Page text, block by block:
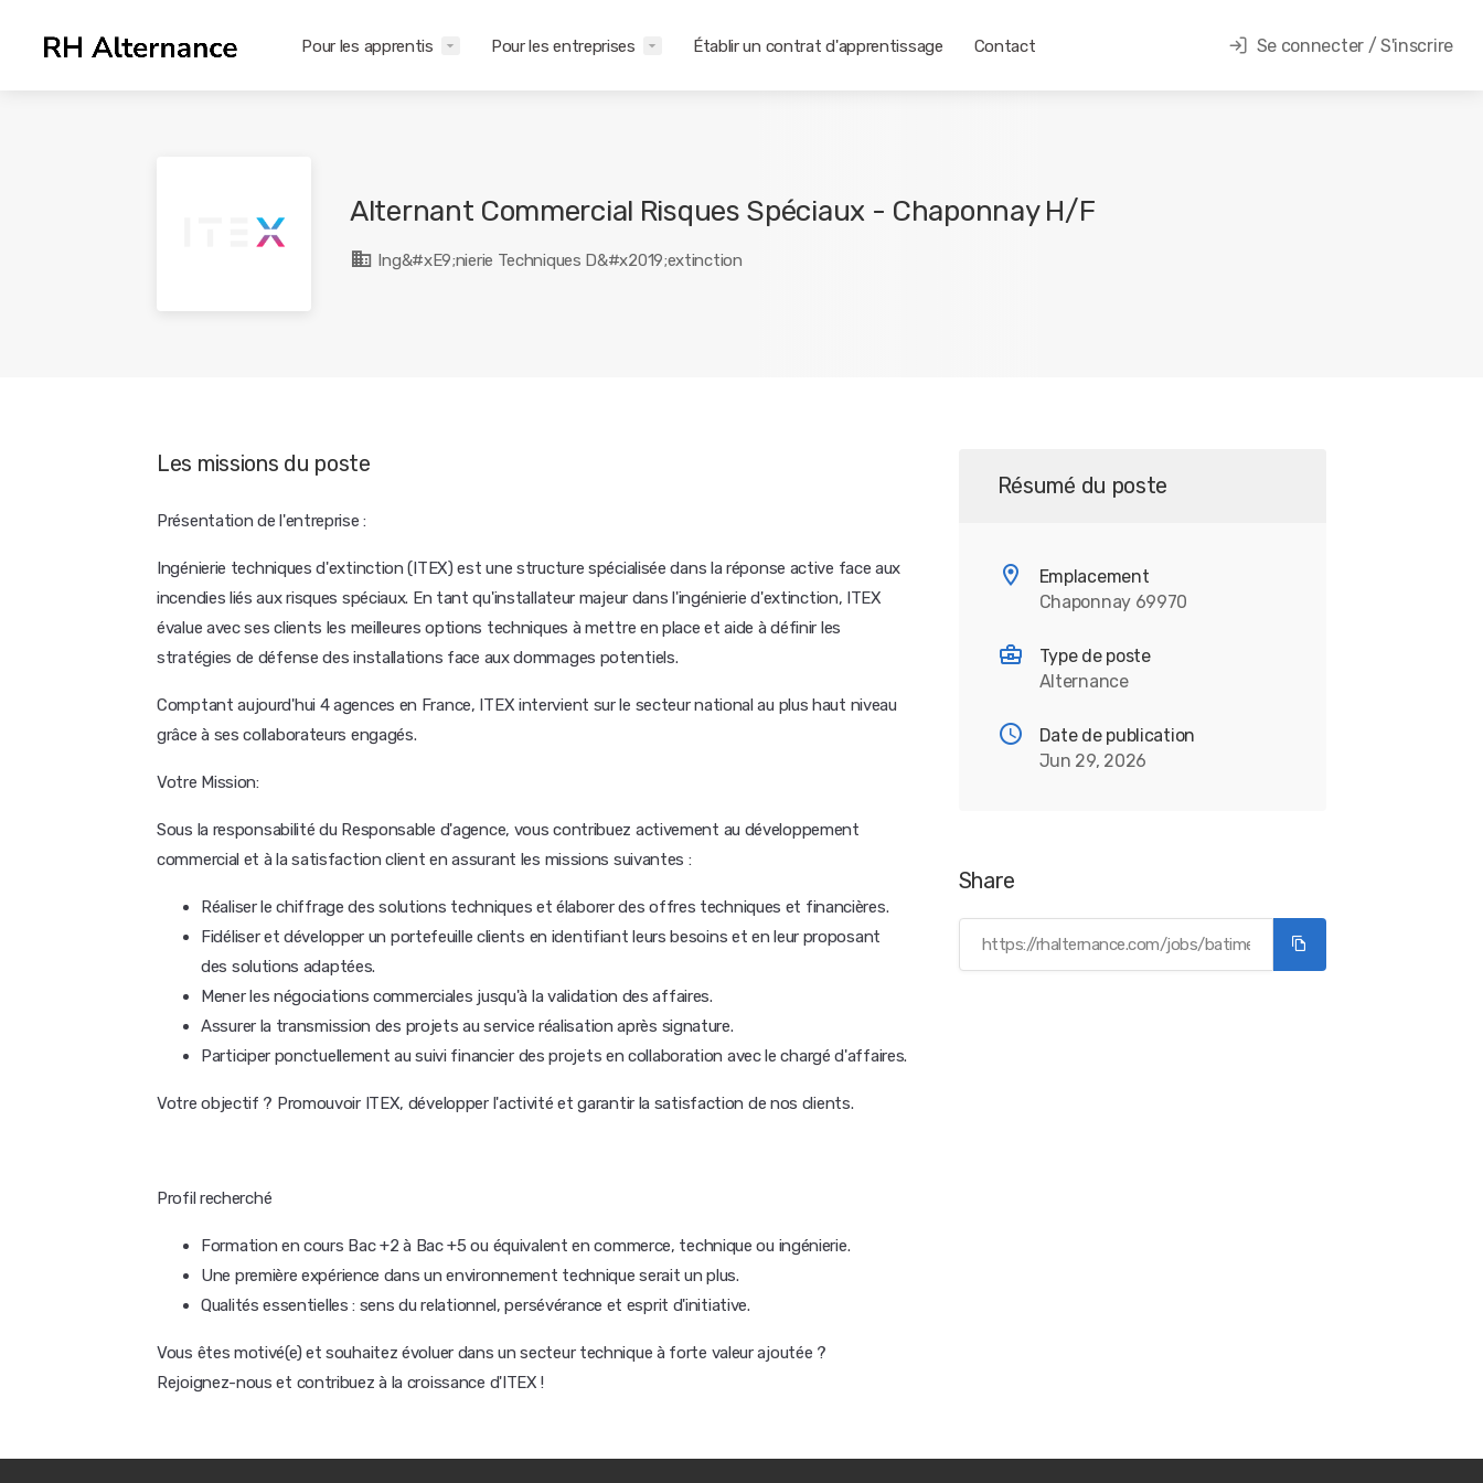
Pour les apprentis Pour les entreprises Établir un contrat d'apprentissage Contact Se connecter / S'inscrire
Alternant Commercial Risques Spéciaux - Chaponnay H/F
Ing&#xE9;nierie Techniques D&#x2019;extinction
Les missions du poste
Présentation de l'entreprise :
Ingénierie techniques d'extinction (ITEX) est une structure spécialisée dans la réponse active face aux
incendies liés aux risques spéciaux. En tant qu'installateur majeur dans l'ingénierie d'extinction, ITEX
évalue avec ses clients les meilleures options techniques à mettre en place et aide à définir les
stratégies de défense des installations face aux dommages potentiels.
Comptant aujourd'hui 4 agences en France, ITEX intervient sur le secteur national au plus haut niveau
grâce à ses collaborateurs engagés.
Votre Mission:
Sous la responsabilité du Responsable d'agence, vous contribuez activement au développement
commercial et à la satisfaction client en assurant les missions suivantes :
Réaliser le chiffrage des solutions techniques et élaborer des offres techniques et financières.
Fidéliser et développer un portefeuille clients en identifiant leurs besoins et en leur proposant
des solutions adaptées.
Mener les négociations commerciales jusqu'à la validation des affaires.
Assurer la transmission des projets au service réalisation après signature.
Participer ponctuellement au suivi financier des projets en collaboration avec le chargé d'affaires.
Votre objectif ? Promouvoir ITEX, développer l'activité et garantir la satisfaction de nos clients.
Profil recherché
Formation en cours Bac +2 à Bac +5 ou équivalent en commerce, technique ou ingénierie.
Une première expérience dans un environnement technique serait un plus.
Qualités essentielles : sens du relationnel, persévérance et esprit d'initiative.
Vous êtes motivé(e) et souhaitez évoluer dans un secteur technique à forte valeur ajoutée ?
Rejoignez-nous et contribuez à la croissance d'ITEX !
Résumé du poste
Emplacement
Chaponnay 69970
Type de poste
Alternance
Date de publication
Jun 29, 2026
Share